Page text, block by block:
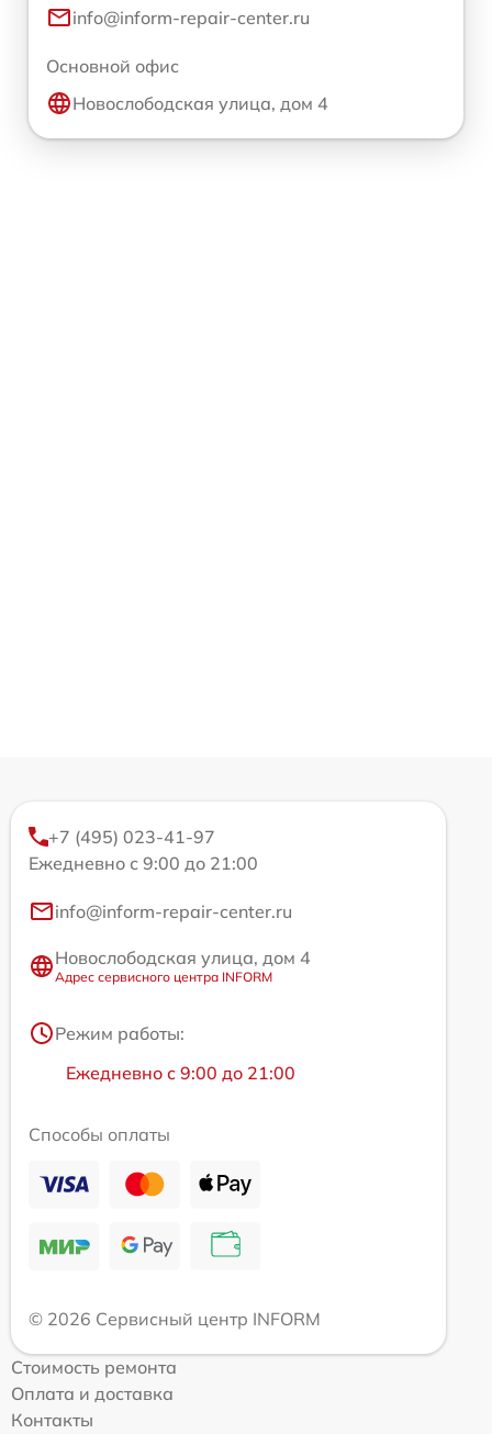
info@inform-repair-center.ru
Основной офис
Новослободская улица, дом 4
+7 (495) 023-41-97
Ежедневно с 9:00 до 21:00
info@inform-repair-center.ru
Новослободская улица, дом 4
Адрес сервисного центра INFORM
Режим работы:
Ежедневно с 9:00 до 21:00
Способы оплаты
© 2026 Сервисный центр INFORM
Стоимость ремонта
Оплата и доставка
Контакты